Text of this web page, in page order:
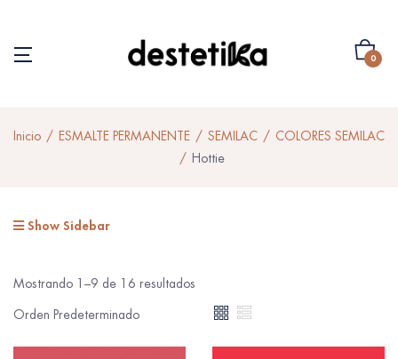
0
Inicio ESMALTE PERMANENTE SEMILAC
COLORES SEMILAC
Hottie
Show Sidebar
Mostrando 1–9 de 16 resultados